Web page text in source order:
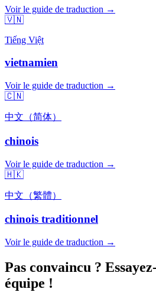
Voir le guide de traduction →
🇻🇳
Tiếng Việt
vietnamien
Voir le guide de traduction →
🇨🇳
中文（简体）
chinois
Voir le guide de traduction →
🇭🇰
中文（繁體）
chinois traditionnel
Voir le guide de traduction →
Pas convaincu ?
équipe !